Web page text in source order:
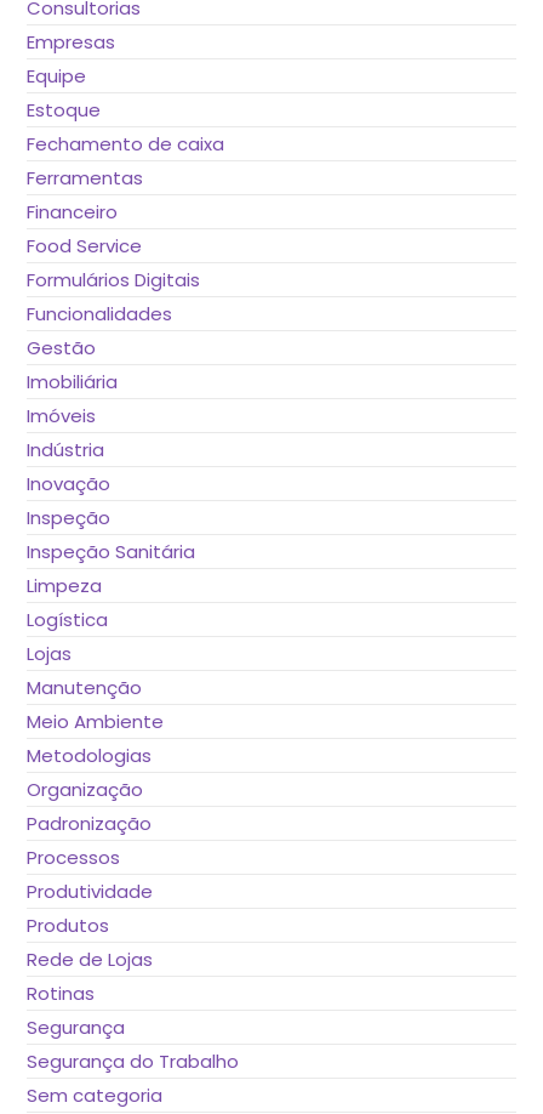
Consultorias
Empresas
Equipe
Estoque
Fechamento de caixa
Ferramentas
Financeiro
Food Service
Formulários Digitais
Funcionalidades
Gestão
Imobiliária
Imóveis
Indústria
Inovação
Inspeção
Inspeção Sanitária
Limpeza
Logística
Lojas
Manutenção
Meio Ambiente
Metodologias
Organização
Padronização
Processos
Produtividade
Produtos
Rede de Lojas
Rotinas
Segurança
Segurança do Trabalho
Sem categoria